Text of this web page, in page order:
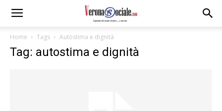
Home Tags Autostima e dignità
Tag: autostima e dignità